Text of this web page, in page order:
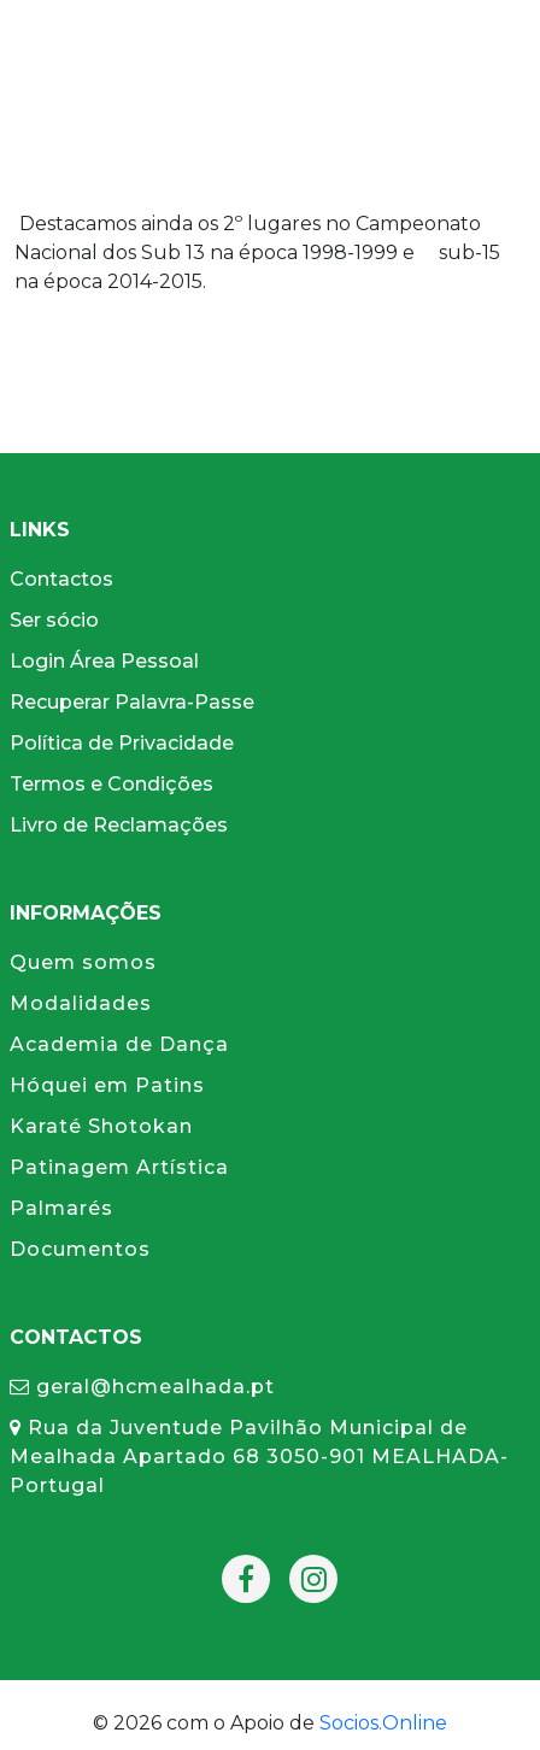
Destacamos ainda os 2º lugares no Campeonato
Nacional dos Sub 13 na época 1998-1999 e sub-15
na época 2014-2015.
LINKS
Contactos
Ser sócio
Login Área Pessoal
Recuperar Palavra-Passe
Política de Privacidade
Termos e Condições
Livro de Reclamações
INFORMAÇÕES
Quem somos
Modalidades
Academia de Dança
Hóquei em Patins
Karaté Shotokan
Patinagem Artística
Palmarés
Documentos
CONTACTOS
geral@hcmealhada.pt
Rua da Juventude Pavilhão Municipal de
Mealhada Apartado 68 3050-901 MEALHADA-
Portugal
© 2026 com o Apoio de Socios.Online